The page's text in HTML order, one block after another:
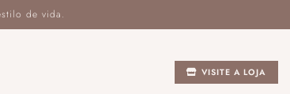
VISITE A LOJA